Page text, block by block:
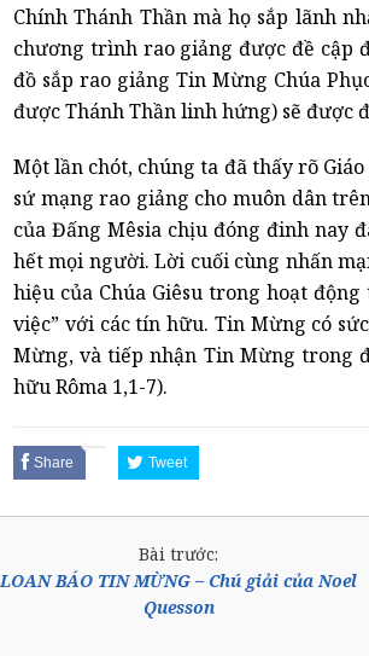
Chính Thánh Thần mà họ sắp lãnh
chương trình rao giảng được đề cập
đồ sắp rao giảng Tin Mừng Chúa
được Thánh Thần linh hứng) sẽ được
Một lần chót, chúng ta đã thấy rõ
sứ mạng rao giảng cho muôn dân
của Đấng Mêsia chịu đóng đinh nay
hết mọi người. Lời cuối cùng nhấn
hiệu của Chúa Giêsu trong hoạt
việc” với các tín hữu. Tin Mừng có
Mừng, và tiếp nhận Tin Mừng trong
hữu Rôma 1,1-7).
Share Tweet
Bài trước:
LOAN BÁO TIN MỪNG – Chú giải của Noel
Quesson